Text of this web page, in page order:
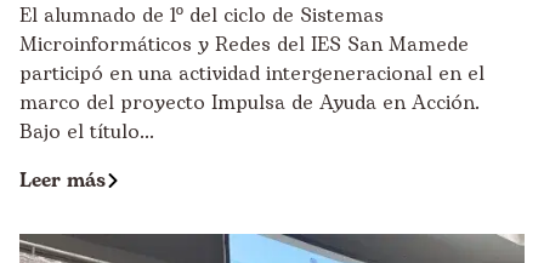
El alumnado de 1º del ciclo de Sistemas
Microinformáticos y Redes del IES San Mamede
participó en una actividad intergeneracional en el
marco del proyecto Impulsa de Ayuda en Acción.
Bajo el título...
Leer más